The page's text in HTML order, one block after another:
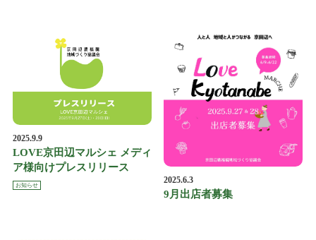
2025.9.9
LOVE京田辺マルシェ メディ
ア様向けプレスリリース
お知らせ
2025.6.3
9月出店者募集